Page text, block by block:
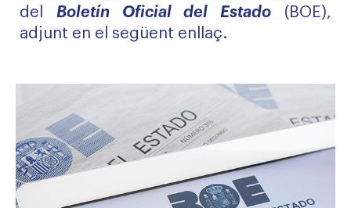
del Boletín Oficial del Estado (BOE),
adjunt en el següent enllaç.